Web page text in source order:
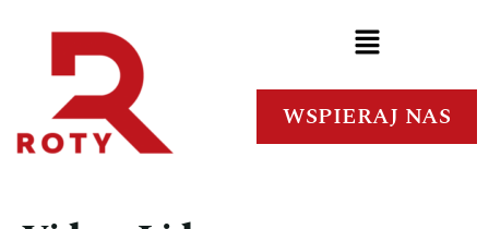
WSPIERAJ NAS